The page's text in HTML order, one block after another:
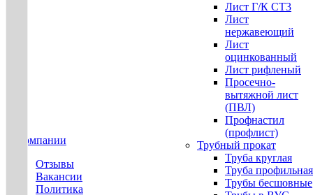
О компании
Отзывы
Вакансии
Политика
Лист Г/К СТ3
Лист
нержавеющий
Лист
оцинкованный
Лист рифленый
Просечно-
вытяжной лист
(ПВЛ)
Профнастил
(профлист)
Трубный прокат
Труба круглая
Труба профильная
Трубы бесшовные